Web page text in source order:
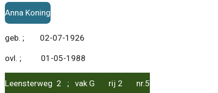
Anna Koning
geb. ; 02-07-1926
ovl. ; 01-05-1988
Leensterweg 2 ; vak G rij 2 nr.5